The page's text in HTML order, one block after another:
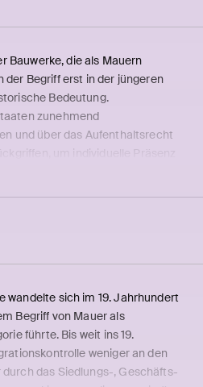
Bauwerke, die als Mauern
der Begriff erst in der jüngeren
Bedeutung.
zunehmend
und über das Aufenthaltsrecht
um individuelle Präsenz
und zu kontrollieren.
die auf die Abwehr kollektiver
antiker Mauern als Vorläufer
als ‚natürlichen‘ Modus
darzustellen.
Mauern, Staatsgrenzen und
allmählich. Klassische
wandelte sich im 19. Jahrhundert
Begriff von Mauer als
führte. Bis weit ins 19.
weniger an den
das Siedlungs-, Geschäfts-